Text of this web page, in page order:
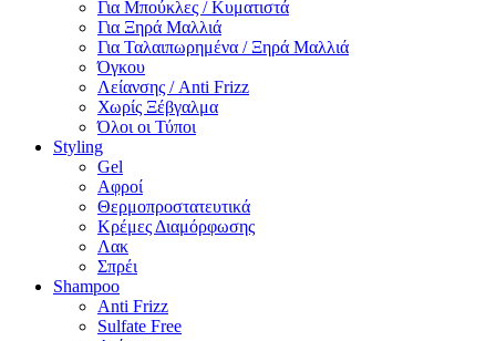
Για Μπούκλες / Κυματιστά
Για Ξηρά Μαλλιά
Για Ταλαιπωρημένα / Ξηρά Μαλλιά
Όγκου
Λείανσης / Anti Frizz
Χωρίς Ξέβγαλμα
Όλοι οι Τύποι
Styling
Gel
Αφροί
Θερμοπροστατευτικά
Κρέμες Διαμόρφωσης
Λακ
Σπρέι
Shampoo
Anti Frizz
Sulfate Free